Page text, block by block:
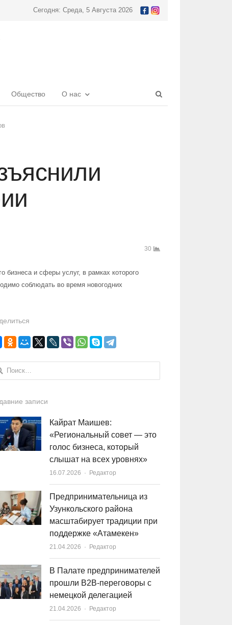
Сегодня: Среда, 5 Августа 2026
Общество О нас
30
бизнеса и сферы услуг, в рамках которого
соблюдать во время новогодних
записи
Кайрат Маишев:
«Региональный совет — это
голос бизнеса, который
слышат на всех уровнях»
16.07.2026 Author
Редактор
Предпринимательница из
Узункольского района
масштабирует традиции при
поддержке «Атамекен»
21.04.2026 Author
Редактор
В Палате предпринимателей
прошли B2B-переговоры с
немецкой делегацией
21.04.2026 Author
Редактор